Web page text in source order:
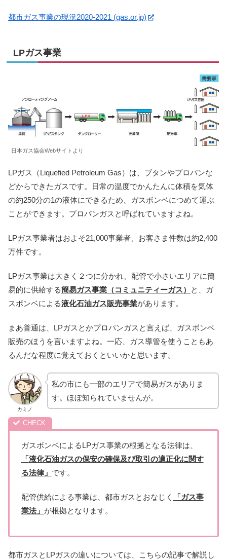
都市ガス事業の現況2020-2021 (gas.or.jp)
LPガス事業
日本ガス協会Webサイトより
LPガス（Liquefied Petroleum Gas）は、ブタンやプロパンな
どからできたガスです。日常の温度でかんたんに体積を気体
の約250分の1の液体にできるため、ガスボンベにつめて運ぶ
ことができます。プロパンガスと呼ばれていますよね。
LPガス事業者はおよそ21,000事業者、お客さま件数は約2,400
万件です。
LPガス事業は大きく２つに分かれ、配管で小さいエリアに簡
易的に供給する簡易ガス事業（コミュニティーガス）
と、ガ
スボンベによる液化石油ガス販売事業があります。
まあ普通は、LPガスとかプロパンガスと言えば、ガスボンベ
販売のほうを言いますよね。一応、ガス導管を使うこともあ
るんだな程度に覚えておくといいかと思います。
カミノ
私の市にも一部のエリアで簡易ガスがありま
す。ほぼ知られていませんが。
ガスボンベによるLPガス事業の根拠となる法律は、
「液化石油ガスの保安の確保及び取引の適正化に関す
る法律」 です。
配管供給による事業は、都市ガスとおなじく
「ガス事
業法」 が根拠となります。
都市ガスとLPガスの違いについては、こちらの記事で解説し